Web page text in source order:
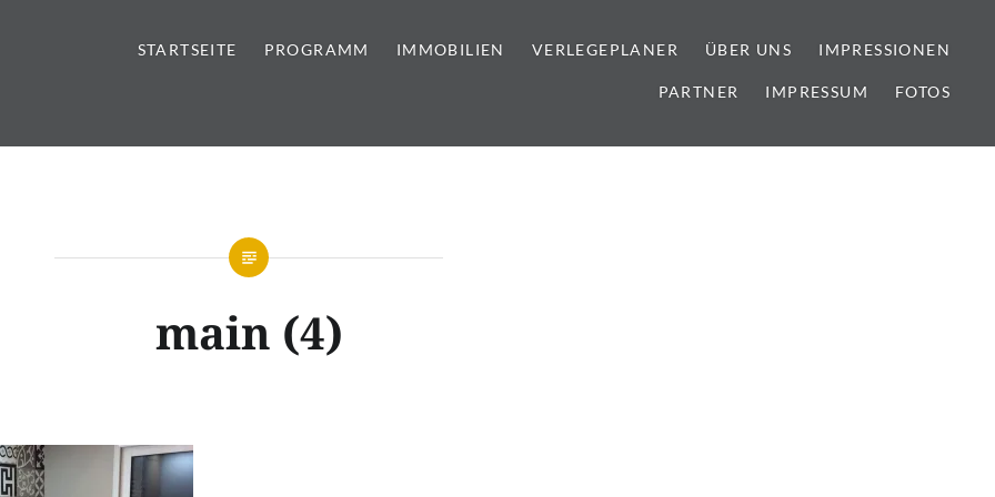
| Sanitär | Immobilien
STARTSEITE PROGRAMM IMMOBILIEN VERLEGEPLANER ÜBER UNS IMPRESSIONEN
PARTNER IMPRESSUM FOTOS
main (4)